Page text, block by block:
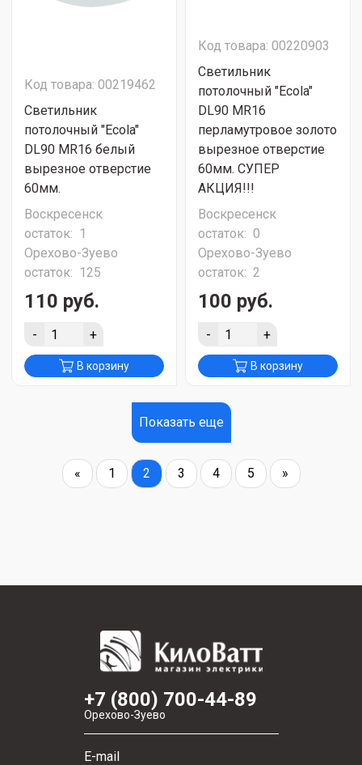
Код товара: 00219462
Светильник
потолочный "Ecola"
DL90 MR16 белый
вырезное отверстие
60мм.
Воскресенск
остаток: 1
Орехово-Зуево
остаток: 125
110 руб.
- +
В корзину
Код товара: 00220903
Светильник
потолочный "Ecola"
DL90 MR16
перламутровое золото
вырезное отверстие
60мм. СУПЕР
АКЦИЯ!!!
Воскресенск
остаток: 0
Орехово-Зуево
остаток: 2
100 руб.
- +
В корзину
Показать еще
« 1 2 3 4 5 »
+7 (800) 700-44-89
Орехово-Зуево
E-mail